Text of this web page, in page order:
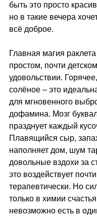
быть это просто
но в такие вечера
всё доброе.
Главная магия раклета
простом, почти детском
удовольствии.
солёное – это
для мгновенного
дофамина. Мозг
празднует каждый
Плавящийся сыр,
наполняет дом, шум
довольные вздохи за
это воздействует почти
терапевтически. Но
только в химии
невозможно есть в